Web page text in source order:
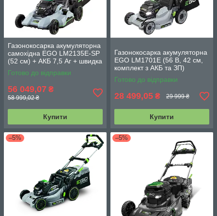
Газонокосарка акумуляторна
самохідна EGO LM2135E-SP
(52 см) + АКБ 7,5 Аг + швидка
зарядка
Готово до відправки
56 049,07 ₴
58 999,02 ₴
Купити
Газонокосарка акумуляторна
EGO LM1701E (56 В, 42 см,
комплект з АКБ та ЗП)
Готово до відправки
28 499,05 ₴ 29 999 ₴
Купити
–5% –5%